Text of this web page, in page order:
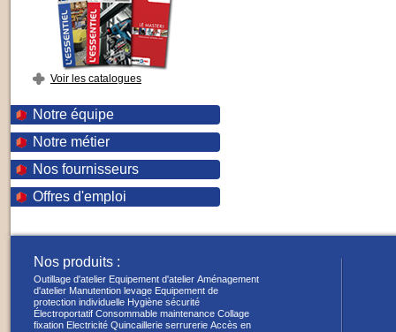
Voir les catalogues
Notre équipe
Notre métier
Nos fournisseurs
Offres d'emploi
Nos produits :
Outillage d'atelier Equipement d'atelier Aménagement
d'atelier Manutention levage Equipement de
protection individuelle Hygiène sécurité
Électroportatif Consommable maintenance Collage
fixation Electricité Quincaillerie serrurerie Accès en